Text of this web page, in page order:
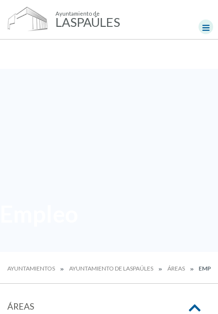
Ayuntamiento de
LASPAÚLES
AYUNTAMIENTOS AYUNTAMIENTO DE LASPAÚLES ÁREAS
ÁREAS